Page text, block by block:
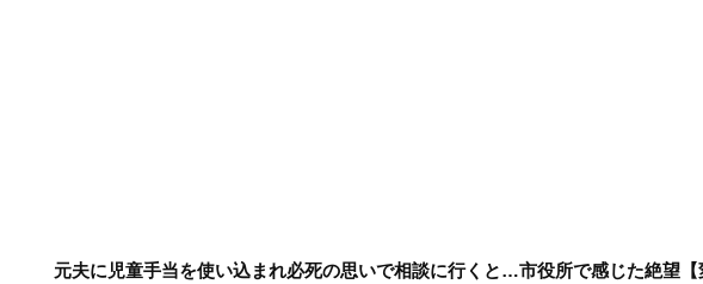
元夫に児童手当を使い込まれ必死の思いで相談に行くと…市役所で感じた絶望【